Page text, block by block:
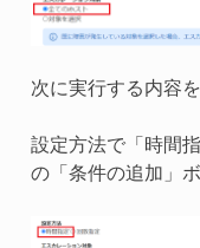
次に実行する内容
設定方法で「時間
の「条件の追加」